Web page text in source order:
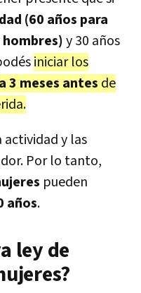
(60 años para
hombres)y 30 años
iniciar los
3 meses antes de
actividad y las
Por lo tanto,
pueden
años.
ley de